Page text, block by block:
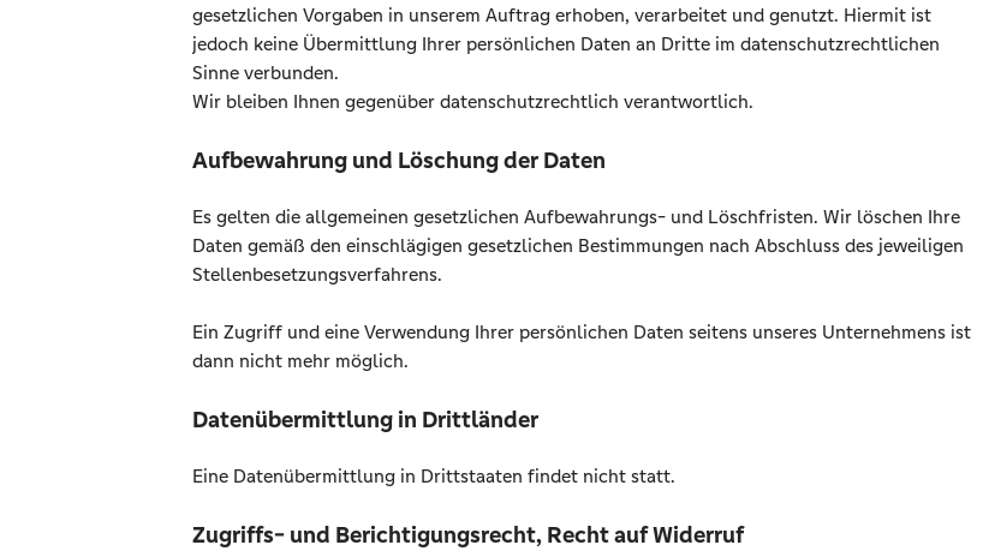
gesetzlichen Vorgaben in unserem Auftrag erhoben, verarbeitet und genutzt. Hiermit ist
jedoch keine Übermittlung Ihrer persönlichen Daten an Dritte im datenschutzrechtlichen
Sinne verbunden.
Wir bleiben Ihnen gegenüber datenschutzrechtlich verantwortlich.
Aufbewahrung und Löschung der Daten
Es gelten die allgemeinen gesetzlichen Aufbewahrungs- und Löschfristen. Wir löschen Ihre
Daten gemäß den einschlägigen gesetzlichen Bestimmungen nach Abschluss des jeweiligen
Stellenbesetzungsverfahrens.
Ein Zugriff und eine Verwendung Ihrer persönlichen Daten seitens unseres Unternehmens ist
dann nicht mehr möglich.
Datenübermittlung in Drittländer
Eine Datenübermittlung in Drittstaaten findet nicht statt.
Zugriffs- und Berichtigungsrecht, Recht auf Widerruf